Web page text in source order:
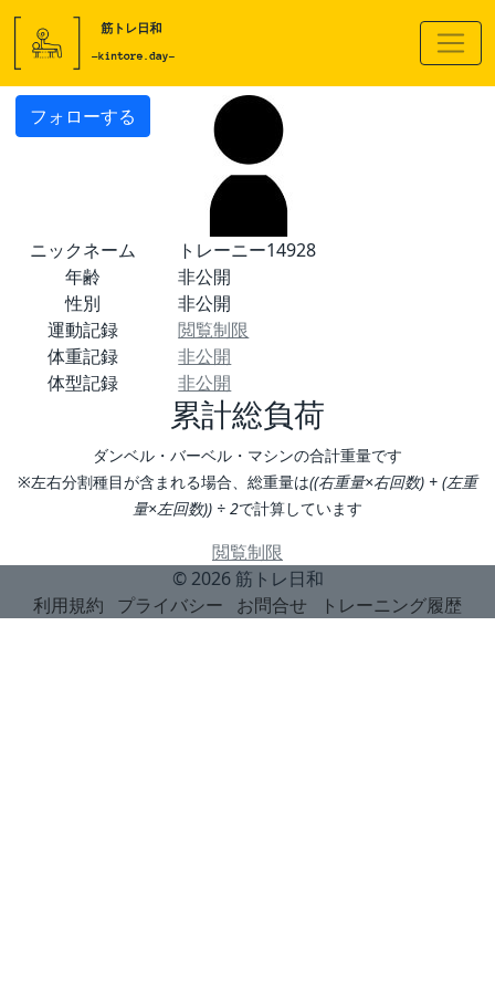
フォローする
ニックネーム
トレーニー14928
年齢
非公開
性別
非公開
運動記録
閲覧制限
体重記録
非公開
体型記録
非公開
累計総負荷
ダンベル・バーベル・マシンの合計重量です
※左右分割種目が含まれる場合、総重量は((右重量×右回数) + (左重
量×左回数)) ÷ 2で計算しています
閲覧制限
© 2026 筋トレ日和
利用規約
プライバシー お問合せ トレーニング履歴